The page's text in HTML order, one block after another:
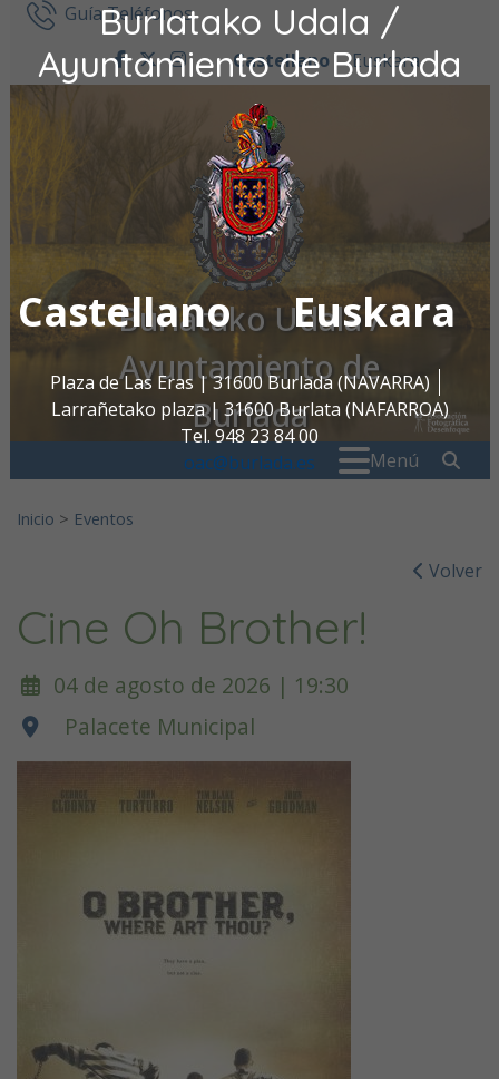
Burlatako Udala /
Ayuntamiento de Burlada
Castellano Euskara
Plaza de Las Eras | 31600 Burlada (NAVARRA)
Larrañetako plaza | 31600 Burlata (NAFARROA)
Tel. 948 23 84 00
oac@burlada.es
Ir al contenidoGuía Teléfonos
facebook
twitter
instagram
Castellano Euskara
Burlatako Udala /
Ayuntamiento de
Burlada
Menú
Inicio > Eventos
Volver
Cine Oh Brother!
04 de agosto de 2026 | 19:30
Palacete Municipal